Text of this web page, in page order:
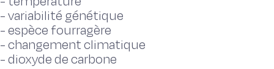
-variabilité génétique
-espèce fourragère
-changement climatique
-dioxyde de carbone